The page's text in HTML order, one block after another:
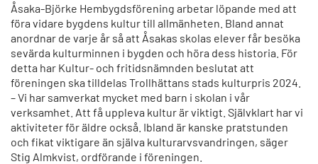
Åsaka-Björke Hembygdsförening arbetar löpande med att
föra vidare bygdens kultur till allmänheten. Bland annat
anordnar de varje år så att Åsakas skolas elever får besöka
sevärda kulturminnen i bygden och höra dess historia. För
detta har Kultur- och fritidsnämnden beslutat att
föreningen ska tilldelas Trollhättans stads kulturpris 2024.
– Vi har samverkat mycket med barn i skolan i vår
verksamhet. Att få uppleva kultur är viktigt. Självklart har vi
aktiviteter för äldre också. Ibland är kanske pratstunden
och fikat viktigare än själva kulturarvsvandringen, säger
Stig Almkvist, ordförande i föreningen.